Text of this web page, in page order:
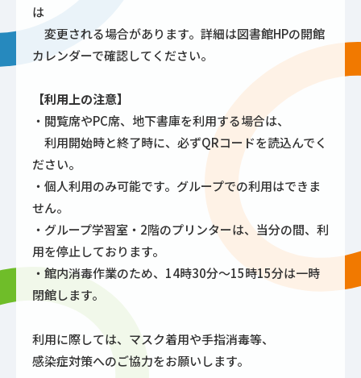
は
変更される場合があります。詳細は図書館HPの開館
カレンダーで確認してください。
【利用上の注意】
・閲覧席やPC席、地下書庫を利用する場合は、
利用開始時と終了時に、必ずQRコードを読込んでく
ださい。
・個人利用のみ可能です。グループでの利用はできま
せん。
・グループ学習室・2階のプリンターは、当分の間、利
用を停止しております。
・館内消毒作業のため、14時30分～15時15分は一時
閉館します。
利用に際しては、マスク着用や手指消毒等、
感染症対策へのご協力をお願いします。